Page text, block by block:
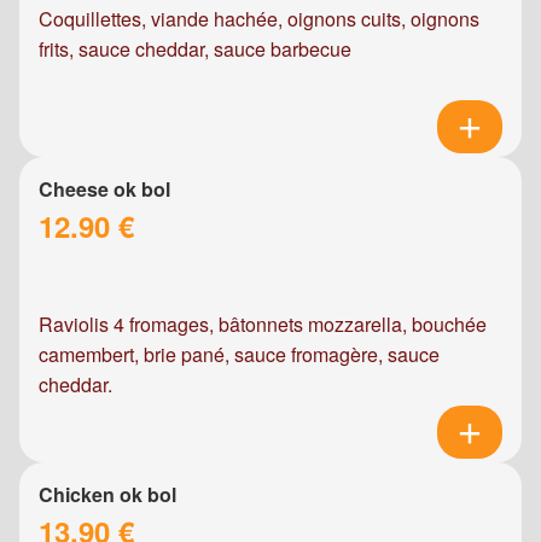
Coquillettes, viande hachée, oignons cuits, oignons
frits, sauce cheddar, sauce barbecue
Cheese ok bol
12.90 €
Raviolis 4 fromages, bâtonnets mozzarella, bouchée
camembert, brie pané, sauce fromagère, sauce
cheddar.
Chicken ok bol
13.90 €